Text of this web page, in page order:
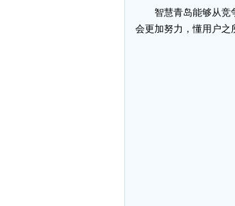
智慧青岛能够从竞
会更加努力，懂用户之